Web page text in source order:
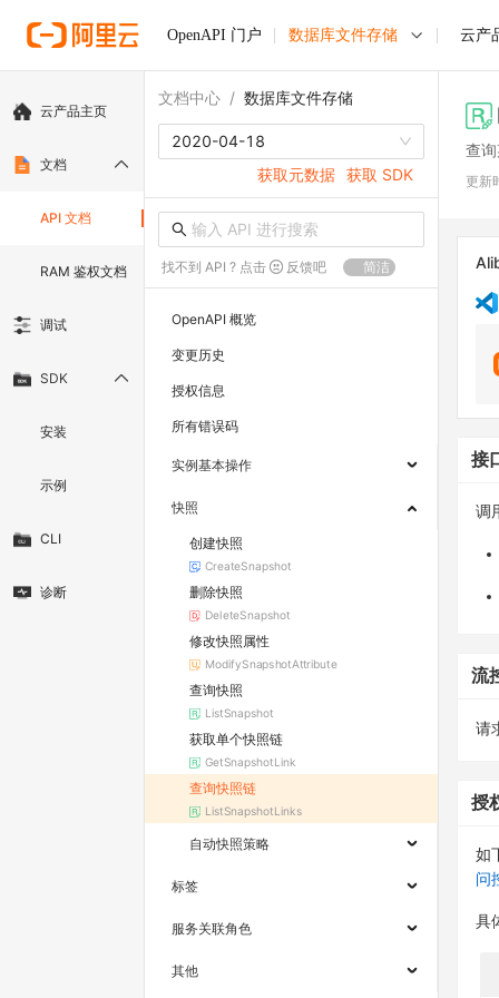
OpenAPI 门户 数据库文件存储 云产
云产品主页
文档
API 文档
RAM 鉴权文档
调试
SDK
安装
示例
CLI
诊断
文档中心 / 数据库文件存储
2020-04-18
获取元数据 获取 SDK
找不到 API ? 点击 反馈吧 简洁
OpenAPI 概览
变更历史
授权信息
所有错误码
实例基本操作
快照
创建快照
CreateSnapshot
删除快照
DeleteSnapshot
修改快照属性
ModifySnapshotAttribute
查询快照
ListSnapshot
获取单个快照链
GetSnapshotLink
查询快照链
ListSnapshotLinks
自动快照策略
标签
服务关联角色
其他
查
更新
接
调
流
请
授
如
问
具